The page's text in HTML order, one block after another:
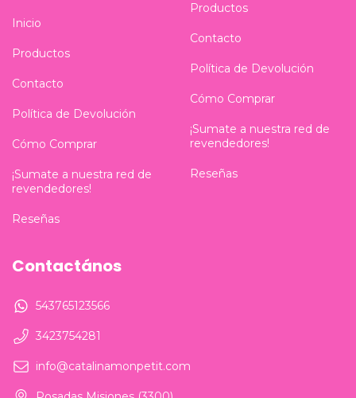
Inicio
Productos
Contacto
Política de Devolución
Cómo Comprar
¡Sumate a nuestra red de
revendedores!
Reseñas
Productos
Contacto
Política de Devolución
Cómo Comprar
¡Sumate a nuestra red de
revendedores!
Reseñas
Contactános
543765123566
3423754281
info@catalinamonpetit.com